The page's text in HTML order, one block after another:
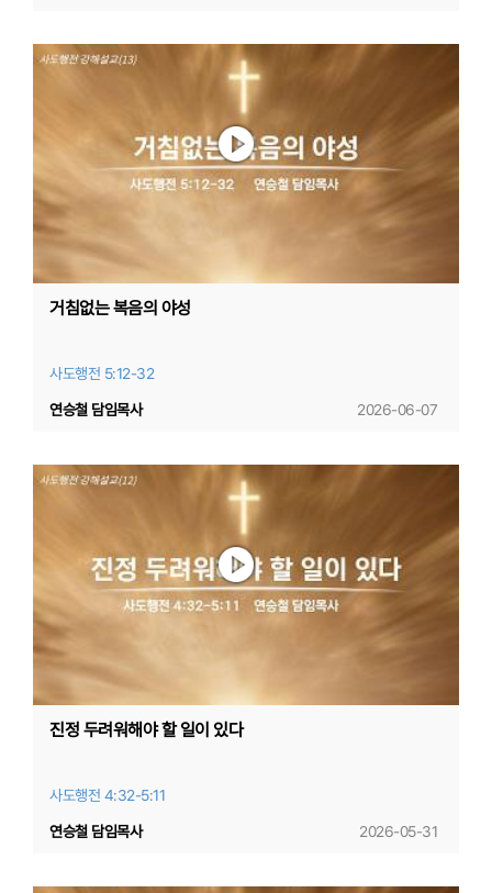
거침없는 복음의 야성
사도행전 5:12-32
2026-06-07
연승철 담임목사
진정 두려워해야 할 일이 있다
사도행전 4:32-5:11
2026-05-31
연승철 담임목사